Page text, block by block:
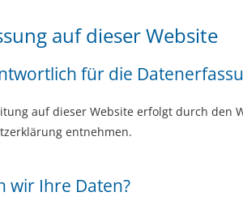
auf dieser Website
für die
auf dieser Website erfolgt durch den
entnehmen.
wir Ihre Daten?